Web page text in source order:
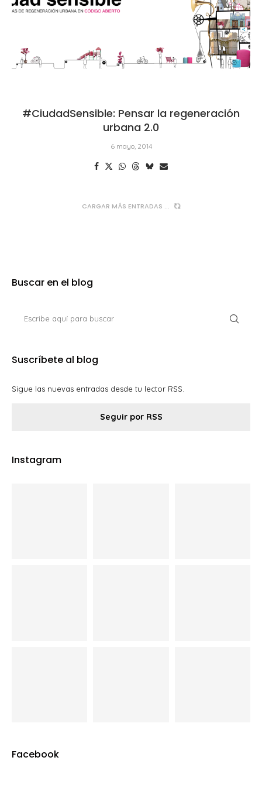
#CiudadSensible: Pensar la regeneración
urbana 2.0
6 mayo, 2014
CARGAR MÁS ENTRADAS
Buscar en el blog
Suscríbete al blog
Sigue las nuevas entradas desde tu lector RSS.
Seguir por RSS
Instagram
Facebook